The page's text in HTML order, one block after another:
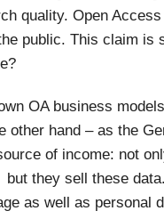
quality. Open
public. This claim is
OA business
other hand – as the
of income: not
they sell these
as well as personal